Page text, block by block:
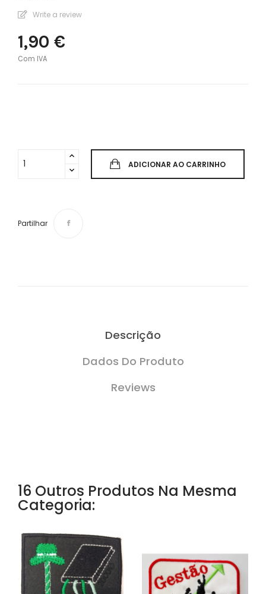
Write a review
1,90 €
Com IVA
ADICIONAR AO CARRINHO
Partilhar
Descrição
Dados Do Produto
Reviews
16 Outros Produtos Na Mesma
Categoria: